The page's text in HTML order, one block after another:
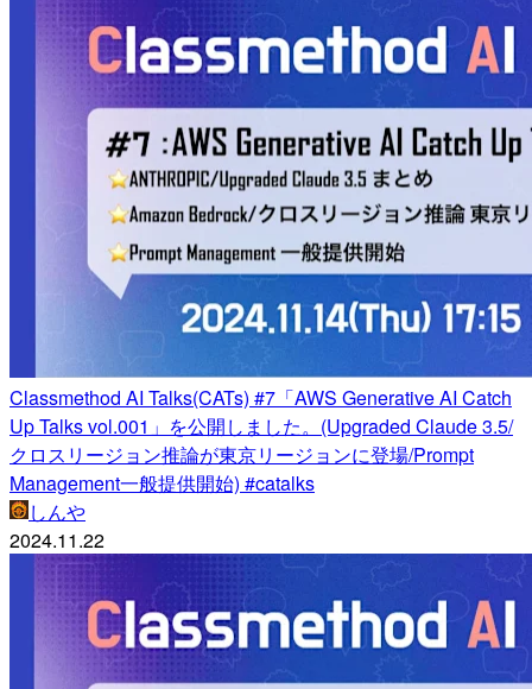
Classmethod AI Talks(CATs) #7「AWS Generative AI Catch
Up Talks vol.001」を公開しました。(Upgraded Claude 3.5/
クロスリージョン推論が東京リージョンに登場/Prompt
Management一般提供開始) #catalks
しんや
2024.11.22